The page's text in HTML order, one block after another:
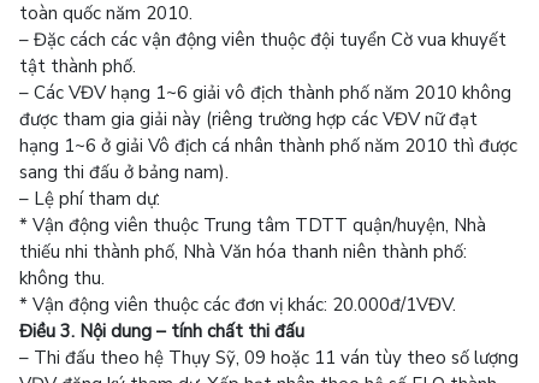
toàn quốc năm 2010.
– Đặc cách các vận động viên thuộc đội tuyển Cờ vua khuyết
tật thành phố.
– Các VĐV hạng 1~6 giải vô địch thành phố năm 2010 không
được tham gia giải này (riêng trường hợp các VĐV nữ đạt
hạng 1~6 ở giải Vô địch cá nhân thành phố năm 2010 thì được
sang thi đấu ở bảng nam).
– Lệ phí tham dự:
* Vận động viên thuộc Trung tâm TDTT quận/huyện, Nhà
thiếu nhi thành phố, Nhà Văn hóa thanh niên thành phố:
không thu.
* Vận động viên thuộc các đơn vị khác: 20.000đ/1VĐV.
Điều 3. Nội dung – tính chất thi đấu
– Thi đấu theo hệ Thụy Sỹ, 09 hoặc 11 ván tùy theo số lượng